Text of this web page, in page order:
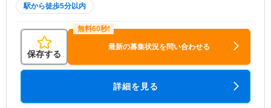
駅から徒歩5分以内
保存する
最新の募集状況を問い合わせる
詳細を見る